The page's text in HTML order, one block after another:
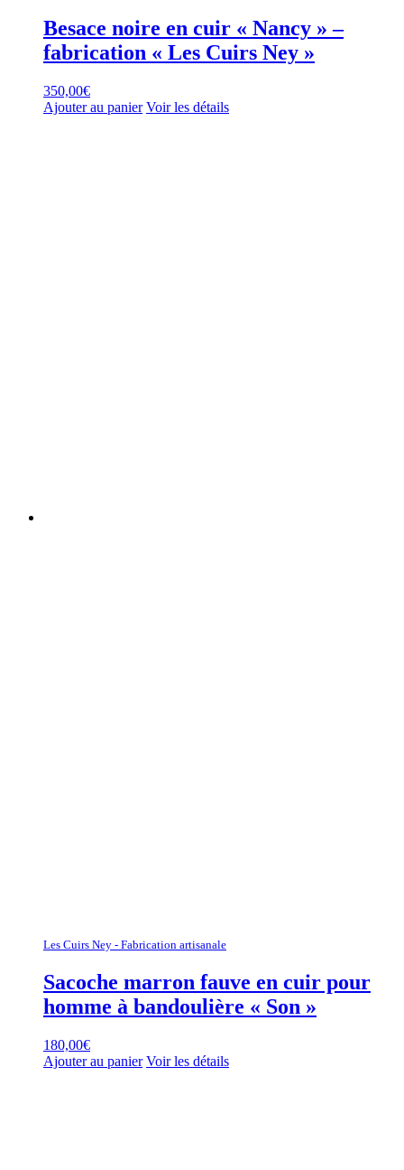
Besace noire en cuir « Nancy » –
fabrication « Les Cuirs Ney »
350,00€
Ajouter au panier Voir les détails
Les Cuirs Ney - Fabrication artisanale
Sacoche marron fauve en cuir pour
homme à bandoulière « Son »
180,00€
Ajouter au panier Voir les détails